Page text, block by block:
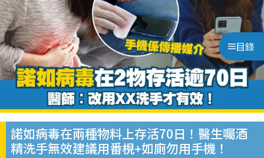
目錄
諾如病毒在兩種物料上存活70日！醫生囑酒
精洗手無效建議用番梘+如廁勿用手機！